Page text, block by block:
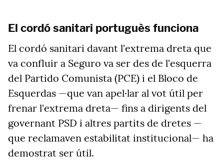
El cordó sanitari portuguès funciona
El cordó sanitari davant l'extrema dreta que
va confluir a Seguro va ser des de l'esquerra
del Partido Comunista (PCE) i el Bloco de
Esquerdas —que van apel·lar al vot útil per
frenar l'extrema dreta— fins a dirigents del
governant PSD i altres partits de dretes —
que reclamaven estabilitat institucional— ha
demostrat ser útil.